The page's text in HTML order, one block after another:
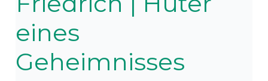
eines
Geheimnisses
Dr.
Friedrich
|
Hüter